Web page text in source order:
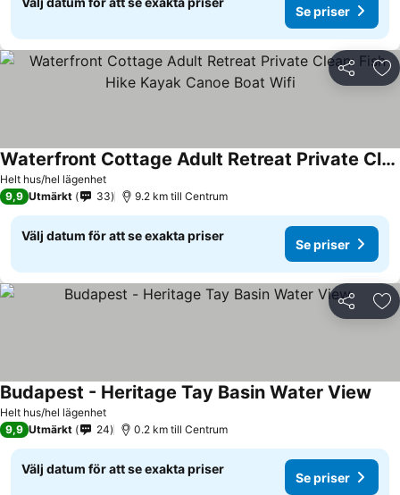
Se priser
Dela
Helt hus/hel lägenhet
Waterfront Cottage Adult Retreat Private Clean: Fish Hike Kayak Canoe Boat Wifi
9,9 Utmärkt 33 9.2 km till Centrum
Välj datum för att se exakta priser
Se priser
Dela
Helt hus/hel lägenhet
Budapest - Heritage Tay Basin Water View
9,9 Utmärkt 24 0.2 km till Centrum
Välj datum för att se exakta priser
Se priser